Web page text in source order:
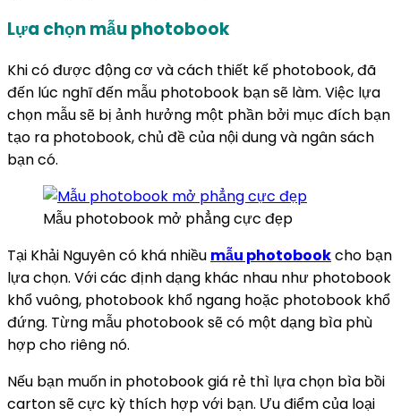
Lựa chọn mẫu photobook
Khi có được động cơ và cách thiết kế photobook, đã
đến lúc nghĩ đến mẫu photobook bạn sẽ làm. Việc lựa
chọn mẫu sẽ bị ảnh hưởng một phần bởi mục đích bạn
tạo ra photobook, chủ đề của nội dung và ngân sách
bạn có.
Mẫu photobook mở phẳng cực đẹp
Tại Khải Nguyên có khá nhiều mẫu photobookcho bạn
lựa chọn. Với các định dạng khác nhau như photobook
khổ vuông, photobook khổ ngang hoặc photobook khổ
đứng. Từng mẫu photobook sẽ có một dạng bìa phù
hợp cho riêng nó.
Nếu bạn muốn in photobook giá rẻ thì lựa chọn bìa bồi
carton sẽ cực kỳ thích hợp với bạn. Ưu điểm của loại